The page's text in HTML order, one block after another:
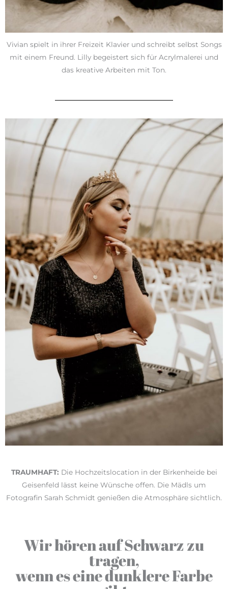
Vivian spielt in ihrer Freizeit Klavier und schreibt selbst Songs
mit einem Freund. Lilly begeistert sich für Acrylmalerei und
das kreative Arbeiten mit Ton.
TRAUMHAFT: Die Hochzeitslocation in der Birkenheide bei
Geisenfeld lässt keine Wünsche offen. Die Mädls um
Fotografin Sarah Schmidt genießen die Atmosphäre sichtlich.
Wir hören auf Schwarz zu
tragen,
wenn es eine dunklere Farbe